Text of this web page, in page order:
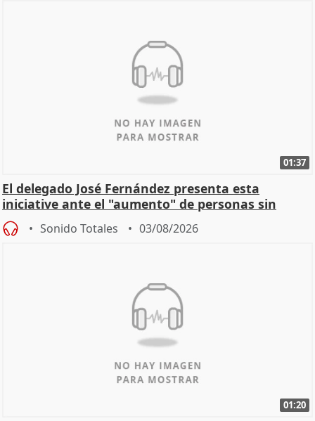
01:37
El delegado José Fernández presenta esta
iniciative ante el "aumento" de personas sin
hogar en Madri
Sonido Totales 03/08/2026
01:20